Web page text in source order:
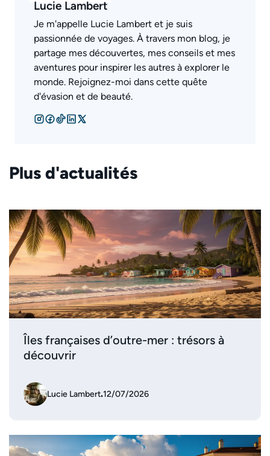
Lucie Lambert
Je m'appelle Lucie Lambert et je suis
passionnée de voyages. À travers mon blog, je
partage mes découvertes, mes conseils et mes
aventures pour inspirer les autres à explorer le
monde. Rejoignez-moi dans cette quête
d'évasion et de beauté.
Plus d'actualités
Îles françaises d’outre-mer : trésors à
découvrir
Lucie Lambert.12/07/2026